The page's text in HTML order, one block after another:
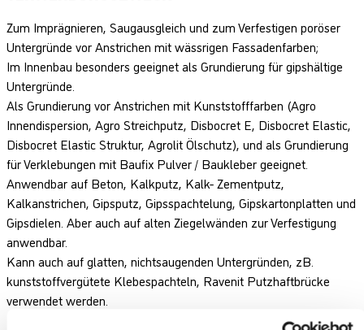
Zum Imprägnieren, Saugausgleich und zum Verfestigen poröser
Untergründe vor Anstrichen mit wässrigen Fassadenfarben;
Im Innenbau besonders geeignet als Grundierung für gipshältige
Untergründe.
Als Grundierung vor Anstrichen mit Kunststofffarben (Agro
Innendispersion, Agro Streichputz, Disbocret E, Disbocret Elastic,
Disbocret Elastic Struktur, Agrolit Ölschutz), und als Grundierung
für Verklebungen mit Baufix Pulver / Baukleber geeignet.
Anwendbar auf Beton, Kalkputz, Kalk- Zementputz,
Kalkanstrichen, Gipsputz, Gipsspachtelung, Gipskartonplatten und
Gipsdielen. Aber auch auf alten Ziegelwänden zur Verfestigung
anwendbar.
Kann auch auf glatten, nichtsaugenden Untergründen, zB.
kunststoffvergütete Klebespachteln, Ravenit Putzhaftbrücke
verwendet werden.
Im Außenbereich als Grundierung unter Disbocret E, bzw.